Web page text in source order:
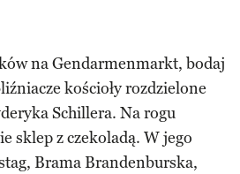
na Gendarmenmarkt, bodaj
kościoły rozdzielone
Schillera. Na rogu
sklep z czekoladą. W jego
Brama Brandenburska,